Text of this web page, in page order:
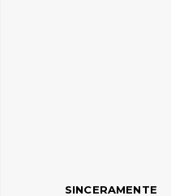
SINCERAMENTE